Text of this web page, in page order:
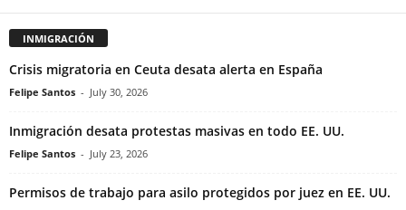
INMIGRACIÓN
Crisis migratoria en Ceuta desata alerta en España
Felipe Santos - July 30, 2026
Inmigración desata protestas masivas en todo EE. UU.
Felipe Santos - July 23, 2026
Permisos de trabajo para asilo protegidos por juez en EE. UU.